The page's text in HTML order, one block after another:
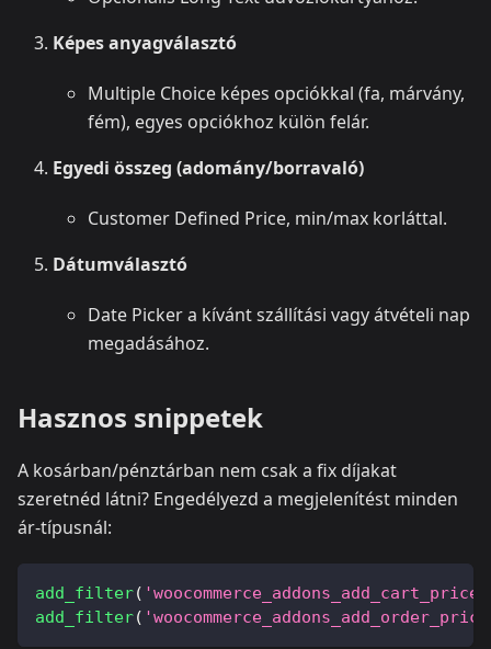
Képes anyagválasztó
Multiple Choice képes opciókkal (fa, márvány,
fém), egyes opciókhoz külön felár.
Egyedi összeg (adomány/borravaló)
Customer Defined Price, min/max korláttal.
Dátumválasztó
Date Picker a kívánt szállítási vagy átvételi nap
megadásához.
Hasznos snippetek
A kosárban/pénztárban nem csak a fix díjakat
szeretnéd látni? Engedélyezd a megjelenítést minden
ár-típusnál:
add_filter(
add_filter(